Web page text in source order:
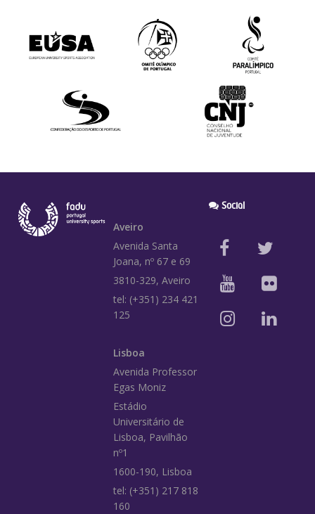
Aveiro
Avenida Santa
Joana, nº 67 e 69
3810-329, Aveiro
tel: (+351) 234 421
125
Lisboa
Avenida Professor
Egas Moniz
Estádio
Universitário de
Lisboa, Pavilhão
nº1
1600-190, Lisboa
tel: (+351) 217 818
160
Social